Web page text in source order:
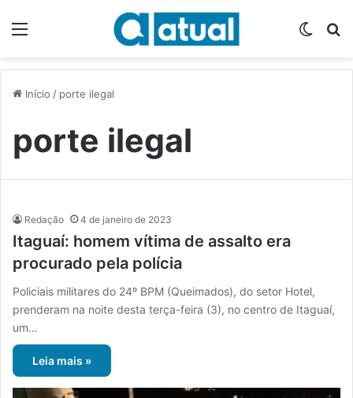
Início / porte ilegal
porte ilegal
Redação 4 de janeiro de 2023
Itaguaí: homem vítima de assalto era
procurado pela polícia
Policiais militares do 24º BPM (Queimados), do setor Hotel,
prenderam na noite desta terça-feira (3), no centro de Itaguaí,
um…
Leia mais »